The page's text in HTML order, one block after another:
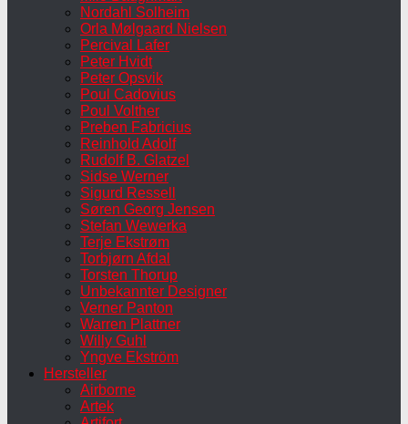
Nordahl Solheim
Orla Mølgaard Nielsen
Percival Lafer
Peter Hvidt
Peter Opsvik
Poul Cadovius
Poul Volther
Preben Fabricius
Reinhold Adolf
Rudolf B. Glatzel
Sidse Werner
Sigurd Ressell
Søren Georg Jensen
Stefan Wewerka
Terje Ekstrøm
Torbjørn Afdal
Torsten Thorup
Unbekannter Designer
Verner Panton
Warren Plattner
Willy Guhl
Yngve Ekström
Hersteller
Airborne
Artek